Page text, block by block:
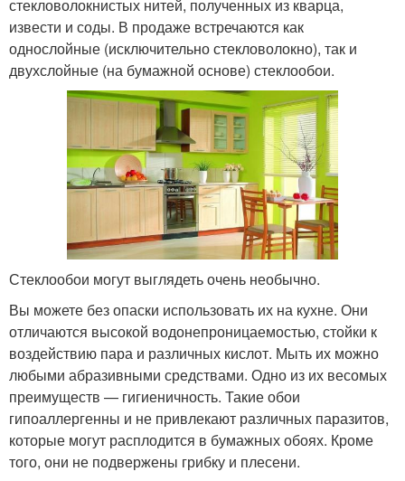
стекловолокнистых нитей, полученных из кварца,
извести и соды. В продаже встречаются как
однослойные (исключительно стекловолокно), так и
двухслойные (на бумажной основе) стеклообои.
Стеклообои могут выглядеть очень необычно.
Вы можете без опаски использовать их на кухне. Они
отличаются высокой водонепроницаемостью, стойки к
воздействию пара и различных кислот. Мыть их можно
любыми абразивными средствами. Одно из их весомых
преимуществ — гигиеничность. Такие обои
гипоаллергенны и не привлекают различных паразитов,
которые могут расплодится в бумажных обоях. Кроме
того, они не подвержены грибку и плесени.